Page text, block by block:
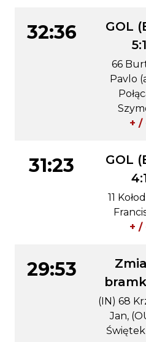
32:36
GOL
5:1
66
Pavlo
+ /
31:23
GOL
11
+ /
29:53
(IN) 68
Jan,